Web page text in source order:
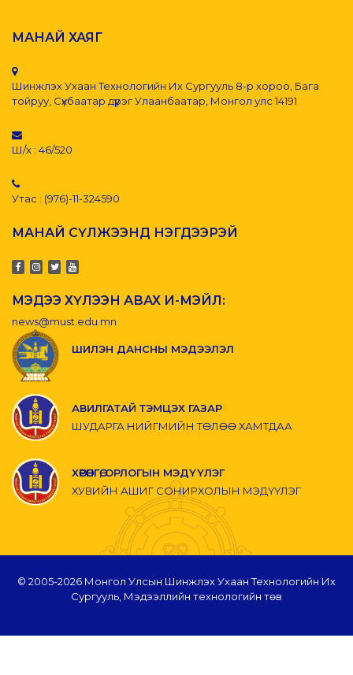
МАНАЙ ХАЯГ
Шинжлэх Ухаан Технологийн Их Сургууль 8-р хороо, Бага
тойруу, Сүхбаатар дүүрэг Улаанбаатар, Монгол улс 14191
Ш/х : 46/520
Утас : (976)-11-324590
МАНАЙ СҮЛЖЭЭНД НЭГДЭЭРЭЙ
МЭДЭЭ ХҮЛЭЭН АВАХ И-МЭЙЛ:
news@must.edu.mn
ШИЛЭН ДАНСНЫ МЭДЭЭЛЭЛ
АВИЛГАТАЙ ТЭМЦЭХ ГАЗАР
ШУДАРГА НИЙГМИЙН ТӨЛӨӨ ХАМТДАА
ХӨРӨНГӨ, ОРЛОГЫН МЭДҮҮЛЭГ
ХУВИЙН АШИГ СОНИРХОЛЫН МЭДҮҮЛЭГ
© 2005-2026 Монгол Улсын Шинжлэх Ухаан Технологийн Их
Сургууль, Мэдээллийн технологийн төв